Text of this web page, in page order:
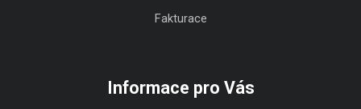
Fakturace
Informace pro Vás